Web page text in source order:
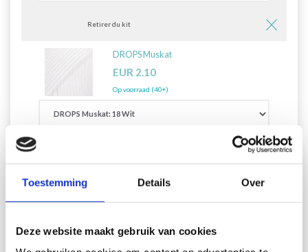
Toestemming Details Over
Deze website maakt gebruik van cookies
Retirer du kit
DROPS Muskat
EUR 2.10
Op voorraad (40+)